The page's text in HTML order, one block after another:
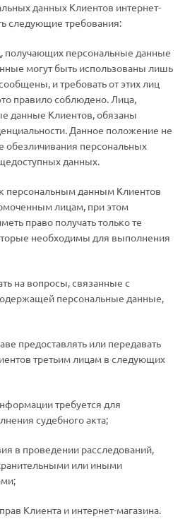
данных Клиентов интернет-
следующие требования:
получающих персональные данные
могут быть использованы лишь
и требовать от этих лиц
правило соблюдено. Лица,
данные Клиентов, обязаны
Данное положение не
обезличивания персональных
данных.
персональным данным Клиентов
лицам, при этом
право получать только те
необходимы для выполнения
на вопросы, связанные с
персональные данные,
предоставлять или передавать
третьим лицам в следующих
требуется для
судебного акта;
в проведении расследований,
или иными
Клиента и интернет-магазина.